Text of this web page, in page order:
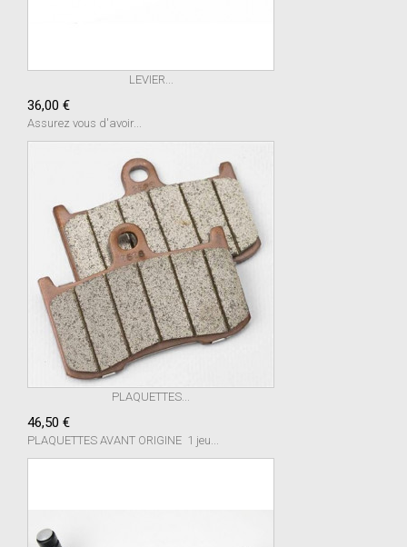
LEVIER...
36,00 €
Assurez vous d'avoir...
PLAQUETTES...
46,50 €
PLAQUETTES AVANT ORIGINE 1 jeu...